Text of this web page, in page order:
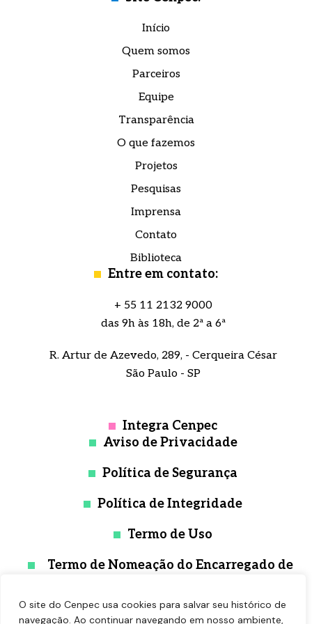
O site do Cenpec usa cookies para salvar seu histórico de
navegação. Ao continuar navegando em nosso ambiente,
Enviar mensagem
Início
Quem somos
Parceiros
Equipe
Transparência
O que fazemos
Projetos
Pesquisas
Imprensa
Contato
Biblioteca
Entre em contato:
+ 55 11 2132 9000
das 9h às 18h, de 2ª a 6ª
R. Artur de Azevedo, 289, - Cerqueira César
São Paulo - SP
Integra Cenpec
Aviso de Privacidade
Política de Segurança
Política de Integridade
Termo de Uso
Termo de Nomeação do Encarregado de